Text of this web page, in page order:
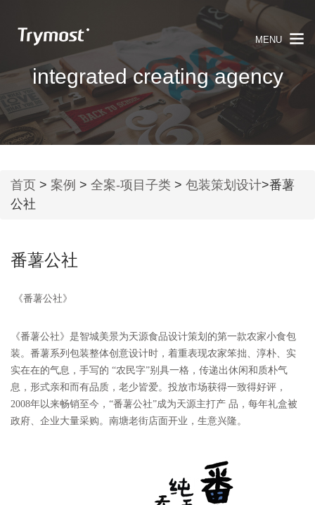
MENU
integrated creating agency
首页 > 案例 > 全案-项目子类 > 包装策划设计>番薯
公社
番薯公社
《番薯公社》
《番薯公社》是智城美景为天源食品设计策划的第一款农家小食包
装。番薯系列包装整体创意设计时，着重表现农家笨拙、淳朴、实
实在在的气息，手写的 “农民字”别具一格，传递出休闲和质朴气
息，形式亲和而有品质，老少皆爱。投放市场获得一致得好评，
2008年以来畅销至今，“番薯公社”成为天源主打产 品，每年礼盒被
政府、企业大量采购。南塘老街店面开业，生意兴隆。